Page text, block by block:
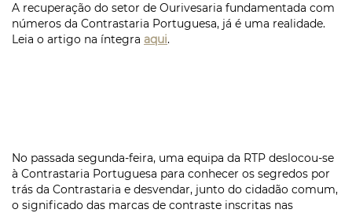
A recuperação do setor de Ourivesaria fundamentada com
números da Contrastaria Portuguesa, já é uma realidade.
Leia o artigo na íntegra aqui.
No passada segunda-feira, uma equipa da RTP deslocou-se
à Contrastaria Portuguesa para conhecer os segredos por
trás da Contrastaria e desvendar, junto do cidadão comum,
o significado das marcas de contraste inscritas nas